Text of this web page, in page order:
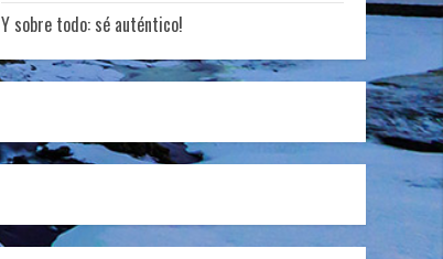
Y sobre todo: sé auténtico!